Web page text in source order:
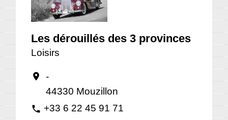
Les dérouillés des 3 provinces
Loisirs
location_on
-
44330 Mouzillon
phone +33 6 22 45 91 71